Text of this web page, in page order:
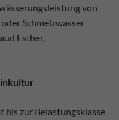
von
Schmelzwasser
Esther,
bis zur Belastungsklasse